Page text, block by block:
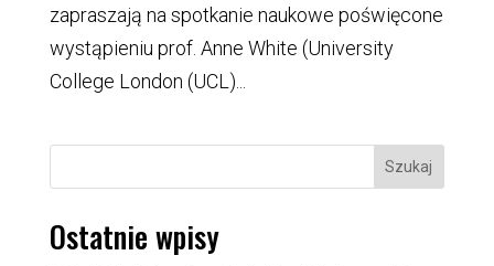
zapraszają na spotkanie naukowe poświęcone
wystąpieniu prof. Anne White (University
College London (UCL)...
Szukaj
Ostatnie wpisy